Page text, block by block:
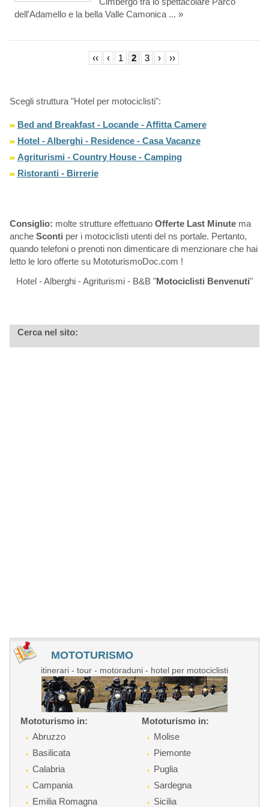
dell'Adamello e la bella Valle Camonica ... »
‹‹ ‹ 1 2 3 › ››
Scegli struttura "Hotel per motociclisti":
Bed and Breakfast - Locande - Affitta Camere
Hotel - Alberghi - Residence - Casa Vacanze
Agriturismi - Country House - Camping
Ristoranti - Birrerie
Consiglio: molte strutture effettuano Offerte Last Minutema
anche Sconti per i motociclisti utenti del ns portale. Pertanto,
quando telefoni o prenoti non dimenticare di menzionare che hai
letto le loro offerte su MototurismoDoc.com !
Hotel - Alberghi - Agriturismi - B&B "Motociclisti Benvenuti"
Cerca nel sito:
MOTOTURISMO
itinerari - tour - motoraduni - hotel per motociclisti
Mototurismo in:
Abruzzo
Basilicata
Calabria
Campania
Emilia Romagna
Mototurismo in:
Molise
Piemonte
Puglia
Sardegna
Sicilia